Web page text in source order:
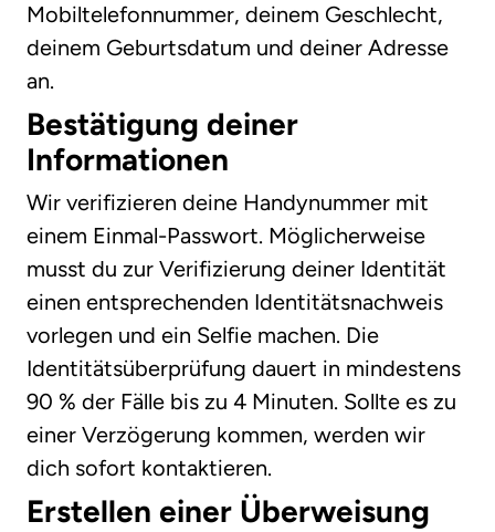
Mobiltelefonnummer, deinem Geschlecht,
deinem Geburtsdatum und deiner Adresse
an.
Bestätigung deiner
Informationen
Wir verifizieren deine Handynummer mit
einem Einmal-Passwort. Möglicherweise
musst du zur Verifizierung deiner Identität
einen entsprechenden Identitätsnachweis
vorlegen und ein Selfie machen. Die
Identitätsüberprüfung dauert in mindestens
90 % der Fälle bis zu 4 Minuten. Sollte es zu
einer Verzögerung kommen, werden wir
dich sofort kontaktieren.
Erstellen einer Überweisung